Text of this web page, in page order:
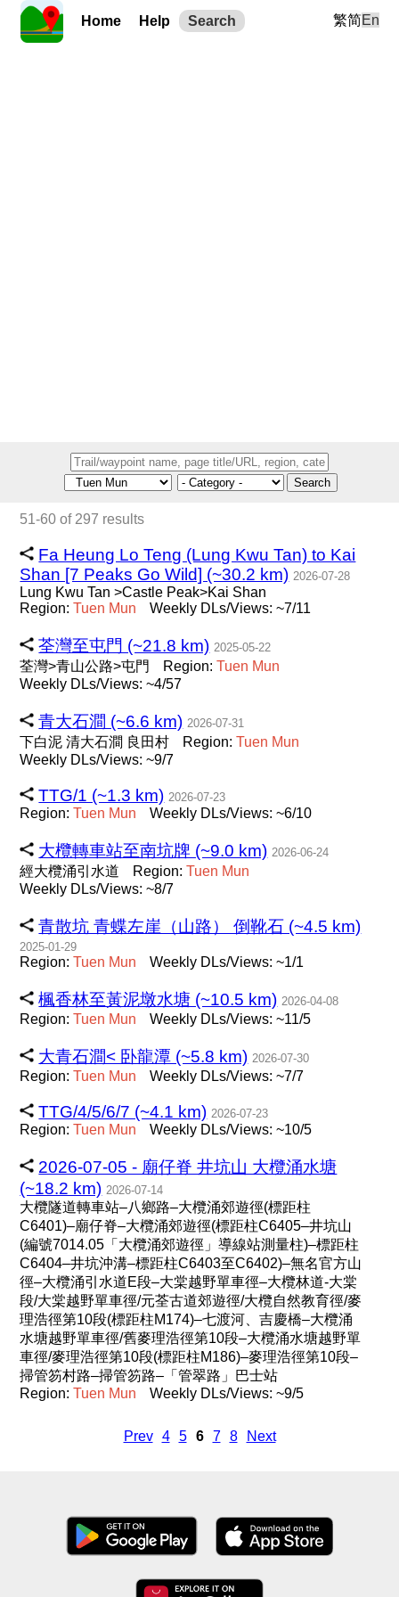
Home Help Search 繁简En
Search
51-60 of 297 results
Fa Heung Lo Teng (Lung Kwu Tan) to Kai
Shan [7 Peaks Go Wild] (~30.2 km) 2026-07-28
Lung Kwu Tan >Castle Peak>Kai Shan
Region:Tuen Mun Weekly DLs/Views: ~7/11
荃灣至屯門 (~21.8 km) 2025-05-22
荃灣>青山公路>屯門 Region:Tuen Mun
Weekly DLs/Views: ~4/57
青大石澗 (~6.6 km) 2026-07-31
下白泥 清大石澗 良田村 Region:Tuen Mun
Weekly DLs/Views: ~9/7
TTG/1 (~1.3 km) 2026-07-23
Region:Tuen Mun Weekly DLs/Views: ~6/10
大欖轉車站至南坑牌 (~9.0 km) 2026-06-24
經大欖涌引水道 Region:Tuen Mun
Weekly DLs/Views: ~8/7
青散坑 青蝶左崖（山路） 倒靴石 (~4.5 km)
2025-01-29
Region:Tuen Mun Weekly DLs/Views: ~1/1
楓香林至黃泥墩水塘 (~10.5 km) 2026-04-08
Region:Tuen Mun Weekly DLs/Views: ~11/5
大青石澗< 卧龍潭 (~5.8 km) 2026-07-30
Region:Tuen Mun Weekly DLs/Views: ~7/7
TTG/4/5/6/7 (~4.1 km) 2026-07-23
Region:Tuen Mun Weekly DLs/Views: ~10/5
2026-07-05 - 廟仔脊 井坑山 大欖涌水塘
(~18.2 km) 2026-07-14
大欖隧道轉車站–八鄉路–大欖涌郊遊徑(標距柱
C6401)–廟仔脊–大欖涌郊遊徑(標距柱C6405–井坑山
(編號7014.05「大欖涌郊遊徑」導線站測量柱)–標距柱
C6404–井坑沖溝–標距柱C6403至C6402)–無名官方山
徑–大欖涌引水道E段–大棠越野單車徑–大欖林道-大棠
段/大棠越野單車徑/元荃古道郊遊徑/大欖自然教育徑/麥
理浩徑第10段(標距柱M174)–七渡河、吉慶橋–大欖涌
水塘越野單車徑/舊麥理浩徑第10段–大欖涌水塘越野單
車徑/麥理浩徑第10段(標距柱M186)–麥理浩徑第10段–
掃管笏村路–掃管笏路–「管翠路」巴士站
Region:Tuen Mun Weekly DLs/Views: ~9/5
Prev 4 5 6 7 8 Next